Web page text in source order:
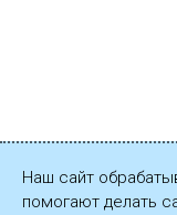
Наш сайт
помогают делать